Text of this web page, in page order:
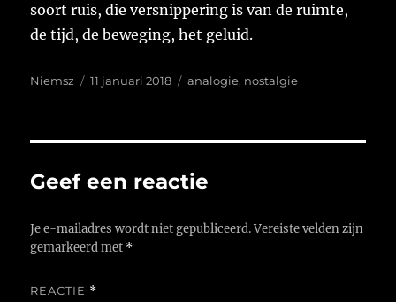
soort ruis, die versnippering is van de ruimte,
de tijd, de beweging, het geluid.
Auteur
Niemsz
Geplaatst
11 januari 2018 Tags
analogie, nostalgie
Geef een reactie
Je e-mailadres wordt niet gepubliceerd. Vereiste velden zijn
gemarkeerd met *
REACTIE *